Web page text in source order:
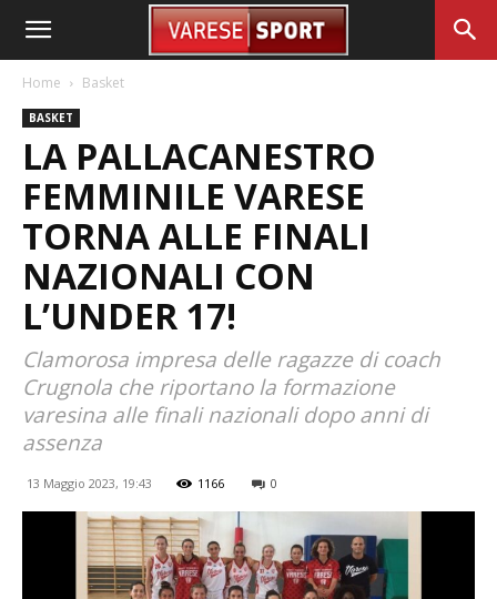
Home Basket
BASKET
LA PALLACANESTRO
FEMMINILE VARESE
TORNA ALLE FINALI
NAZIONALI CON
L’UNDER 17!
Clamorosa impresa delle ragazze di coach
Crugnola che riportano la formazione
varesina alle finali nazionali dopo anni di
assenza
13 Maggio 2023, 19:43 1166 0